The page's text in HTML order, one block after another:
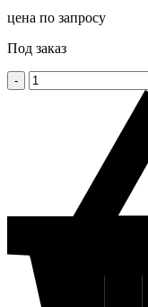
цена по запросу
Под заказ